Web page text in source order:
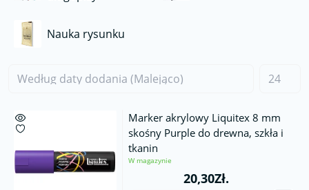
Nauka rysunku
Marker akrylowy Liquitex 8 mm
skośny Purple do drewna, szkła i
tkanin
W magazynie
20,30Zł.